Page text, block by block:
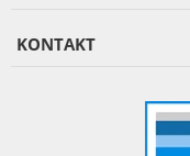
KONTAKT